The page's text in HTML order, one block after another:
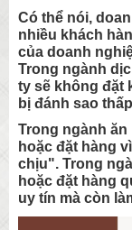
Có thể nói,
nhiều khách
của doanh
Trong ngành
ty sẽ không đặt
bị đánh sao
Trong ngành ăn
hoặc đặt hàng
chịu". Trong
hoặc đặt hàng
uy tín mà còn